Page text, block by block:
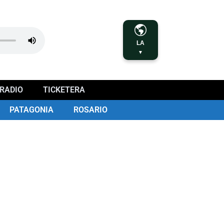
LA
▼
RADIO TICKETERA
PATAGONIA ROSARIO